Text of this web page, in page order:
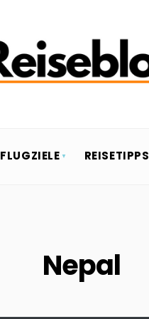
FLUGZIELE REISETIPPS
Nepal